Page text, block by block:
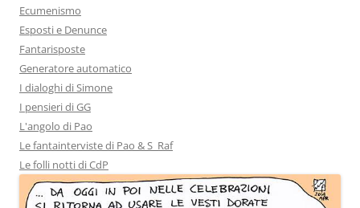
Ecumenismo
Esposti e Denunce
Fantarisposte
Generatore automatico
I dialoghi di Simone
I pensieri di GG
L'angolo di Pao
Le fantainterviste di Pao & S_Raf
Le folli notti di CdP